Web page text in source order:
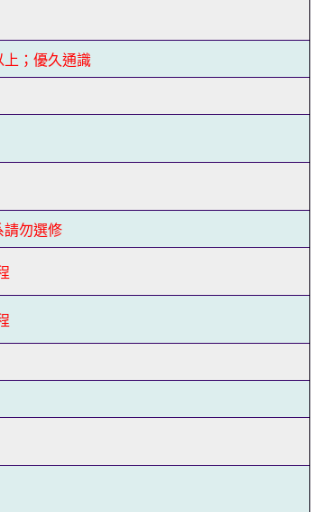
上；優久通識
請勿選修